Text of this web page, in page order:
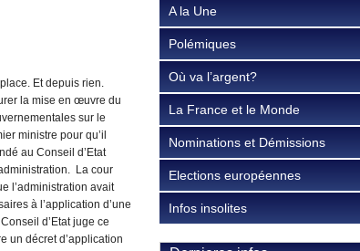
Et depuis rien.
la mise en œuvre du
sur le
ministre pour qu’il
au Conseil d’Etat
La cour
l’administration avait
à l’application d’une
d’Etat juge ce
un décret d’application
A la Une
Polémiques
Où va l’argent?
La France et le Monde
Nominations et Démissions
Elections européennes
Infos insolites